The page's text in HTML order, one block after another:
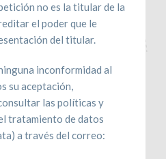
no es la titular de la
el poder que le
del titular.
inconformidad al
su aceptación,
las políticas y
tratamiento de datos
a través del correo: